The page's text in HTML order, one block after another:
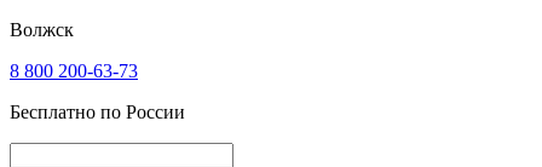
Волжск
8 800 200-63-73
Бесплатно по России